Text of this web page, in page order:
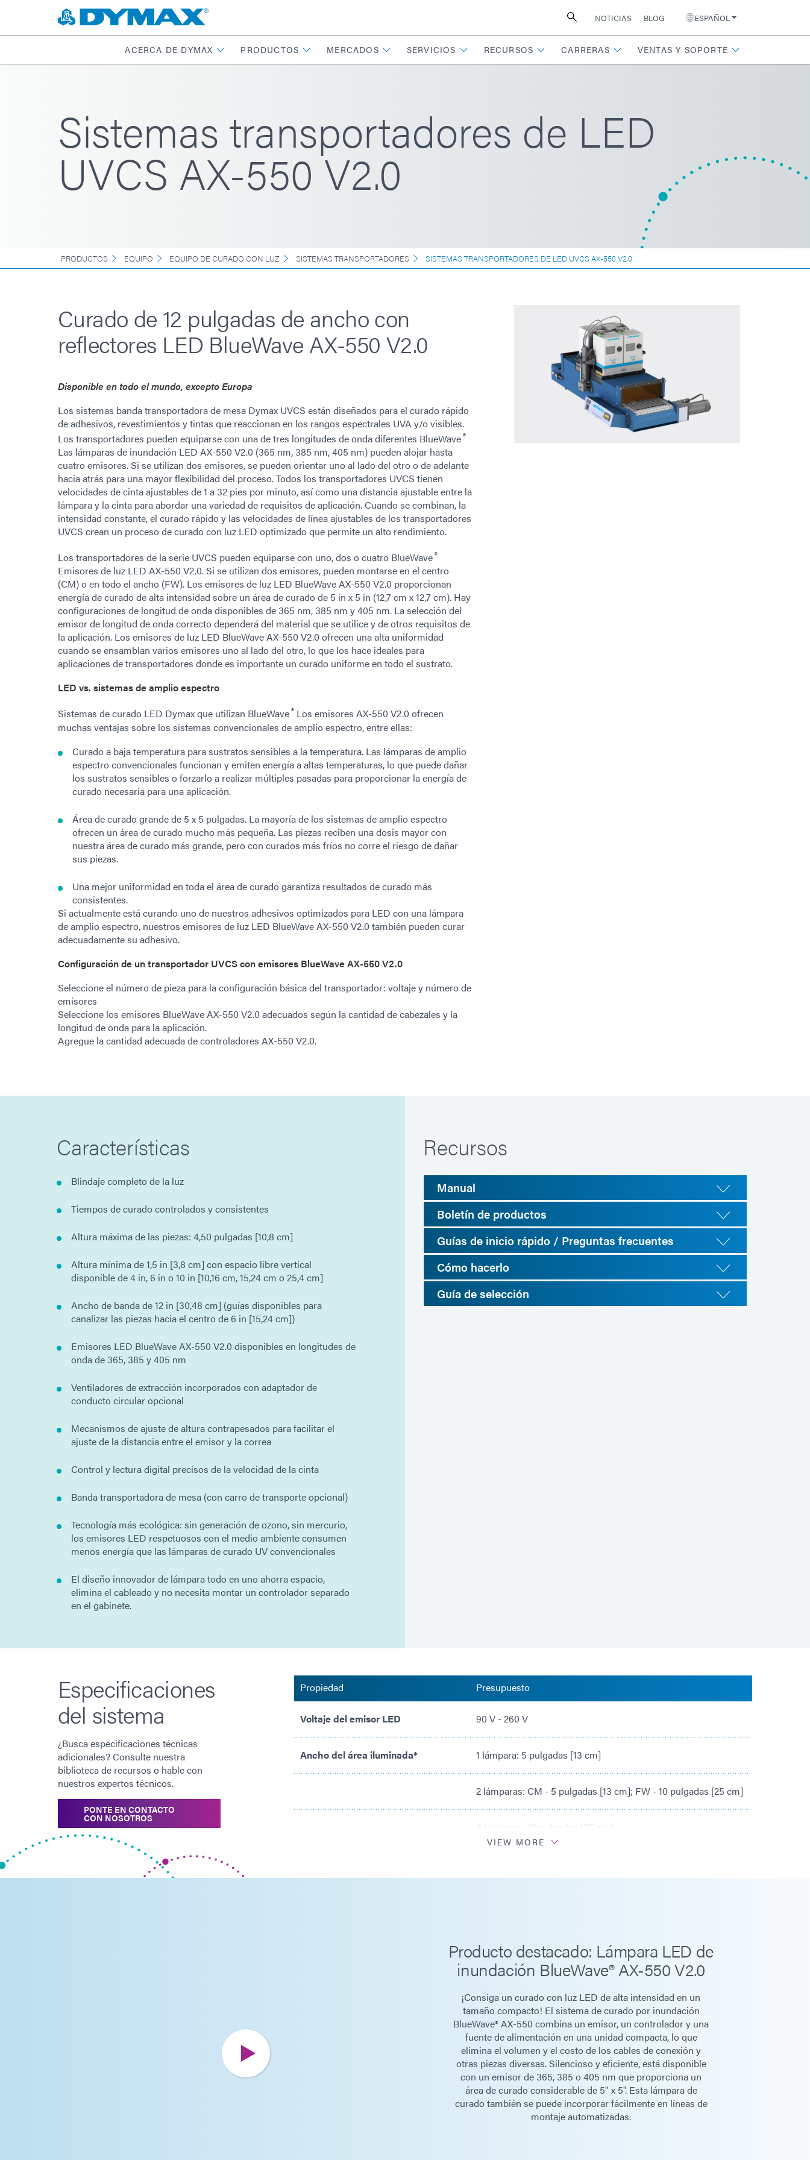
NOTICIAS BLOG ESPAÑOL
ACERCA DE DYMAX PRODUCTOS MERCADOS SERVICIOS RECURSOS CARRERAS VENTAS Y SOPORTE
Sistemas transportadores de LED
UVCS AX-550 V2.0
PRODUCTOS EQUIPO EQUIPO DE CURADO CON LUZ SISTEMAS TRANSPORTADORES SISTEMAS TRANSPORTADORES DE LED UVCS AX-550 V2.0
Curado de 12 pulgadas de ancho con
reflectores LED BlueWave AX-550 V2.0
Disponible en todo el mundo, excepto Europa
Los sistemas banda transportadora de mesa Dymax UVCS están diseñados para el curado rápido
de adhesivos, revestimientos y tintas que reaccionan en los rangos espectrales UVA y/o visibles.
Los transportadores pueden equiparse con una de tres longitudes de onda diferentes BlueWave®
Las lámparas de inundación LED AX-550 V2.0 (365 nm, 385 nm, 405 nm) pueden alojar hasta
cuatro emisores. Si se utilizan dos emisores, se pueden orientar uno al lado del otro o de adelante
hacia atrás para una mayor flexibilidad del proceso. Todos los transportadores UVCS tienen
velocidades de cinta ajustables de 1 a 32 pies por minuto, así como una distancia ajustable entre la
lámpara y la cinta para abordar una variedad de requisitos de aplicación. Cuando se combinan, la
intensidad constante, el curado rápido y las velocidades de línea ajustables de los transportadores
UVCS crean un proceso de curado con luz LED optimizado que permite un alto rendimiento.
Los transportadores de la serie UVCS pueden equiparse con uno, dos o cuatro BlueWave®
Emisores de luz LED AX-550 V2.0. Si se utilizan dos emisores, pueden montarse en el centro
(CM) o en todo el ancho (FW). Los emisores de luz LED BlueWave AX-550 V2.0 proporcionan
energía de curado de alta intensidad sobre un área de curado de 5 in x 5 in (12,7 cm x 12,7 cm). Hay
configuraciones de longitud de onda disponibles de 365 nm, 385 nm y 405 nm. La selección del
emisor de longitud de onda correcto dependerá del material que se utilice y de otros requisitos de
la aplicación. Los emisores de luz LED BlueWave AX-550 V2.0 ofrecen una alta uniformidad
cuando se ensamblan varios emisores uno al lado del otro, lo que los hace ideales para
aplicaciones de transportadores donde es importante un curado uniforme en todo el sustrato.
LED vs. sistemas de amplio espectro
Sistemas de curado LED Dymax que utilizan BlueWave® Los emisores AX-550 V2.0 ofrecen
muchas ventajas sobre los sistemas convencionales de amplio espectro, entre ellas:
Curado a baja temperatura para sustratos sensibles a la temperatura. Las lámparas de amplio
espectro convencionales funcionan y emiten energía a altas temperaturas, lo que puede dañar
los sustratos sensibles o forzarlo a realizar múltiples pasadas para proporcionar la energía de
curado necesaria para una aplicación.
Área de curado grande de 5 x 5 pulgadas. La mayoría de los sistemas de amplio espectro
ofrecen un área de curado mucho más pequeña. Las piezas reciben una dosis mayor con
nuestra área de curado más grande, pero con curados más fríos no corre el riesgo de dañar
sus piezas.
Una mejor uniformidad en toda el área de curado garantiza resultados de curado más
consistentes.
Si actualmente está curando uno de nuestros adhesivos optimizados para LED con una lámpara
de amplio espectro, nuestros emisores de luz LED BlueWave AX-550 V2.0 también pueden curar
adecuadamente su adhesivo.
Configuración de un transportador UVCS con emisores BlueWave AX-550 V2.0
Seleccione el número de pieza para la configuración básica del transportador: voltaje y número de
emisores
Seleccione los emisores BlueWave AX-550 V2.0 adecuados según la cantidad de cabezales y la
longitud de onda para la aplicación.
Agregue la cantidad adecuada de controladores AX-550 V2.0.
Características
Blindaje completo de la luz
Tiempos de curado controlados y consistentes
Altura máxima de las piezas: 4,50 pulgadas [10,8 cm]
Altura mínima de 1,5 in [3,8 cm] con espacio libre vertical
disponible de 4 in, 6 in o 10 in [10,16 cm, 15,24 cm o 25,4 cm]
Ancho de banda de 12 in [30,48 cm] (guías disponibles para
canalizar las piezas hacia el centro de 6 in [15,24 cm])
Emisores LED BlueWave AX-550 V2.0 disponibles en longitudes de
onda de 365, 385 y 405 nm
Ventiladores de extracción incorporados con adaptador de
conducto circular opcional
Mecanismos de ajuste de altura contrapesados para facilitar el
ajuste de la distancia entre el emisor y la correa
Control y lectura digital precisos de la velocidad de la cinta
Banda transportadora de mesa (con carro de transporte opcional)
Tecnología más ecológica: sin generación de ozono, sin mercurio,
los emisores LED respetuosos con el medio ambiente consumen
menos energía que las lámparas de curado UV convencionales
El diseño innovador de lámpara todo en uno ahorra espacio,
elimina el cableado y no necesita montar un controlador separado
en el gabinete.
Recursos
Manual
Boletín de productos
Guías de inicio rápido / Preguntas frecuentes
Cómo hacerlo
Guía de selección
Especificaciones
del sistema
¿Busca especificaciones técnicas
adicionales? Consulte nuestra
biblioteca de recursos o hable con
nuestros expertos técnicos.
PONTE EN CONTACTO
CON NOSOTROS
Propiedad Presupuesto
Voltaje del emisor LED 90 V - 260 V
Ancho del área iluminada* 1 lámpara: 5 pulgadas [13 cm]
2 lámparas: CM - 5 pulgadas [13 cm]; FW - 10 pulgadas [25 cm]
4 lámparas: 10 pulgadas [25 cm]
0,8 - 32,0 pies/min [0,3 - 9,7 m/min]
12 pulgadas [30 cm]
1,5 pulg. - 4,5 pulg. [75 mm - 114 mm]**
50,5 pulgadas x 20,5 pulgadas x 22,0 pulgadas [128 cm x 76 cm
x 72 cm]
VIEW MORE
Producto destacado: Lámpara LED de
inundación BlueWave® AX-550 V2.0
¡Consiga un curado con luz LED de alta intensidad en un
tamaño compacto! El sistema de curado por inundación
BlueWave® AX-550 combina un emisor, un controlador y una
fuente de alimentación en una unidad compacta, lo que
elimina el volumen y el costo de los cables de conexión y
otras piezas diversas. Silencioso y eficiente, está disponible
con un emisor de 365, 385 o 405 nm que proporciona un
área de curado considerable de 5" x 5". Esta lámpara de
curado también se puede incorporar fácilmente en líneas de
montaje automatizadas.